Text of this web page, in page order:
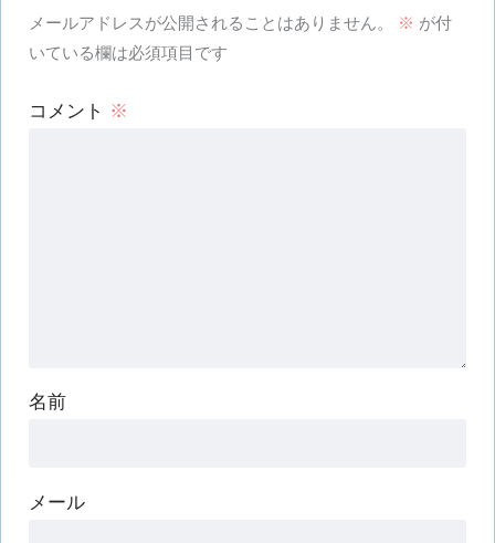
メールアドレスが公開されることはありません。 ※ が付
いている欄は必須項目です
コメント ※
名前
メール